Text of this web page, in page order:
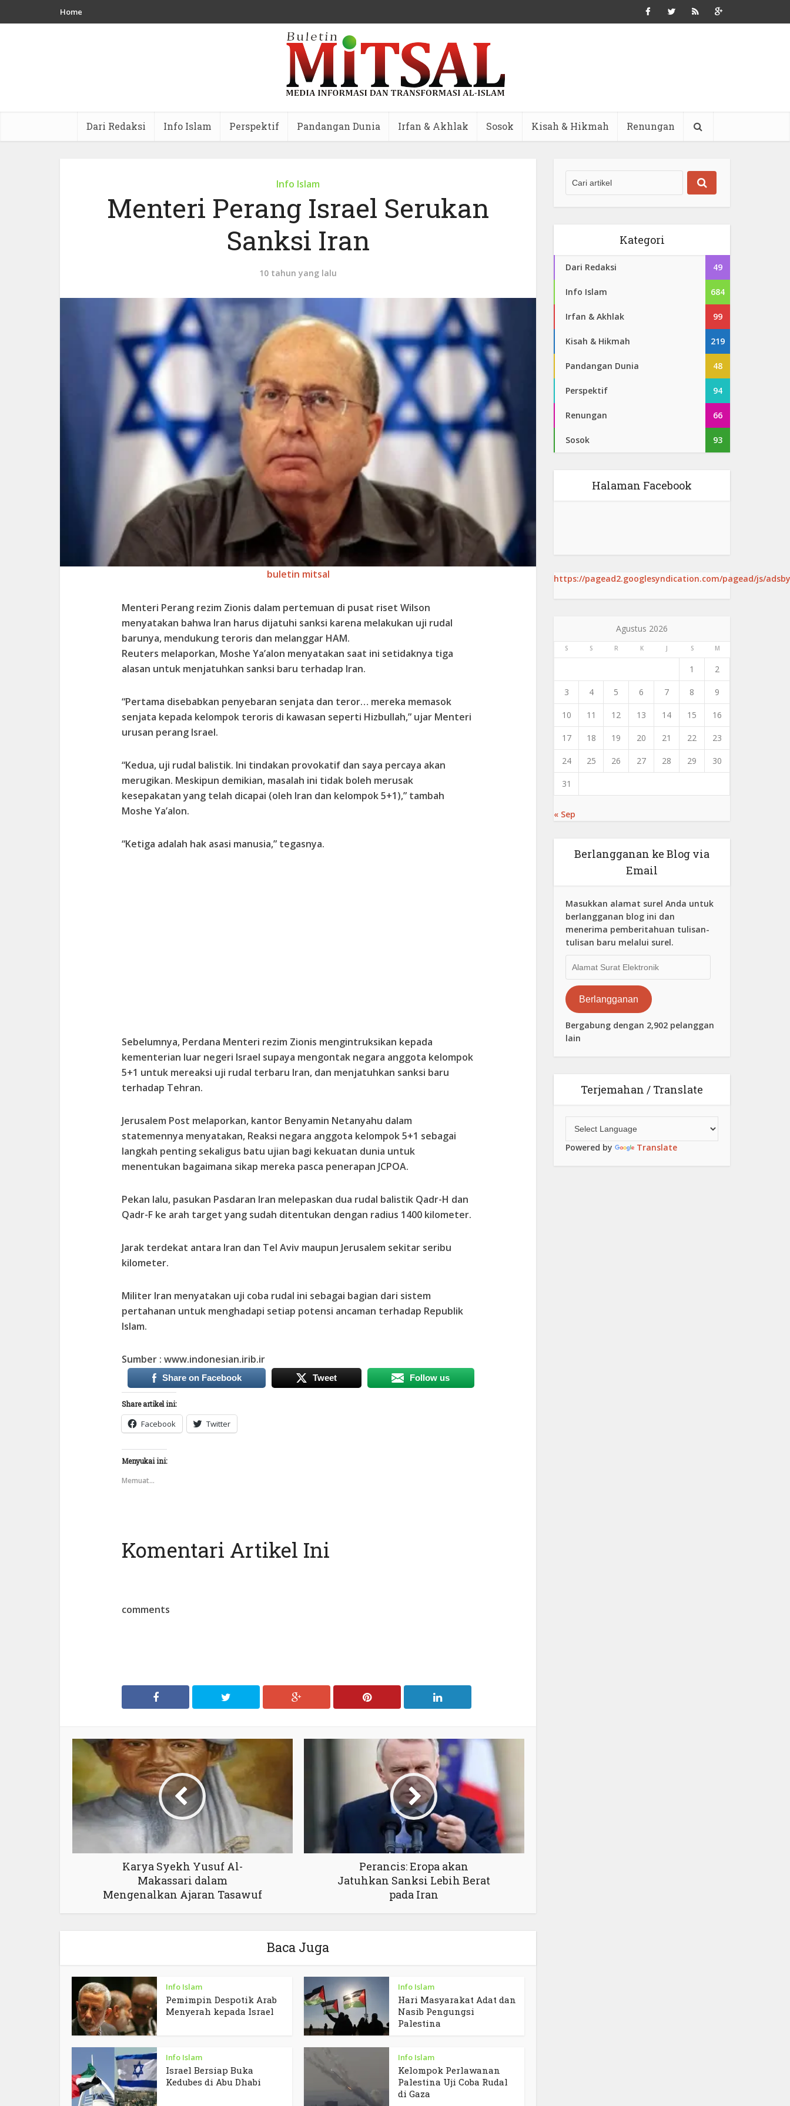
Home
Dari Redaksi Info Islam Perspektif Pandangan Dunia Irfan & Akhlak Sosok Kisah & Hikmah Renungan
Info Islam
Menteri Perang Israel Serukan
Sanksi Iran
10 tahun yang lalu
buletin mitsal
Menteri Perang rezim Zionis dalam pertemuan di pusat riset Wilson
menyatakan bahwa Iran harus dijatuhi sanksi karena melakukan uji rudal
barunya, mendukung teroris dan melanggar HAM.
Reuters melaporkan, Moshe Ya’alon menyatakan saat ini setidaknya tiga
alasan untuk menjatuhkan sanksi baru terhadap Iran.
“Pertama disebabkan penyebaran senjata dan teror… mereka memasok
senjata kepada kelompok teroris di kawasan seperti Hizbullah,” ujar Menteri
urusan perang Israel.
“Kedua, uji rudal balistik. Ini tindakan provokatif dan saya percaya akan
merugikan. Meskipun demikian, masalah ini tidak boleh merusak
kesepakatan yang telah dicapai (oleh Iran dan kelompok 5+1),” tambah
Moshe Ya’alon.
“Ketiga adalah hak asasi manusia,” tegasnya.
Sebelumnya, Perdana Menteri rezim Zionis mengintruksikan kepada
kementerian luar negeri Israel supaya mengontak negara anggota kelompok
5+1 untuk mereaksi uji rudal terbaru Iran, dan menjatuhkan sanksi baru
terhadap Tehran.
Jerusalem Post melaporkan, kantor Benyamin Netanyahu dalam
statemennya menyatakan, Reaksi negara anggota kelompok 5+1 sebagai
langkah penting sekaligus batu ujian bagi kekuatan dunia untuk
menentukan bagaimana sikap mereka pasca penerapan JCPOA.
Pekan lalu, pasukan Pasdaran Iran melepaskan dua rudal balistik Qadr-H dan
Qadr-F ke arah target yang sudah ditentukan dengan radius 1400 kilometer.
Jarak terdekat antara Iran dan Tel Aviv maupun Jerusalem sekitar seribu
kilometer.
Militer Iran menyatakan uji coba rudal ini sebagai bagian dari sistem
pertahanan untuk menghadapi setiap potensi ancaman terhadap Republik
Islam.
Sumber : www.indonesian.irib.ir
Share on Facebook Tweet Follow us
Share artikel ini:
Facebook Twitter
Menyukai ini:
Memuat...
Komentari Artikel Ini
comments
Karya Syekh Yusuf Al-
Makassari dalam
Mengenalkan Ajaran Tasawuf
Perancis: Eropa akan
Jatuhkan Sanksi Lebih Berat
pada Iran
Baca Juga
Info Islam
Pemimpin Despotik Arab
Menyerah kepada Israel
Info Islam
Hari Masyarakat Adat dan
Nasib Pengungsi
Palestina
Info Islam
Israel Bersiap Buka
Kedubes di Abu Dhabi
Info Islam
Kelompok Perlawanan
Palestina Uji Coba Rudal
di Gaza
Kategori
Dari Redaksi 49
Info Islam 684
Irfan & Akhlak 99
Kisah & Hikmah 219
Pandangan Dunia 48
Perspektif 94
Renungan 66
Sosok 93
Halaman Facebook
https://pagead2.googlesyndication.com/pagead/js/
Agustus 2026
S S R K J S M
1 2
3 4 5 6 7 8 9
10 11 12 13 14 15 16
17 18 19 20 21 22 23
24 25 26 27 28 29 30
31
« Sep
Berlangganan ke Blog via
Email
Masukkan alamat surel Anda untuk
berlangganan blog ini dan
menerima pemberitahuan tulisan-
tulisan baru melalui surel.
Surat
Elektronik
Berlangganan
Bergabung dengan 2,902 pelanggan
lain
Terjemahan / Translate
Powered by Translate